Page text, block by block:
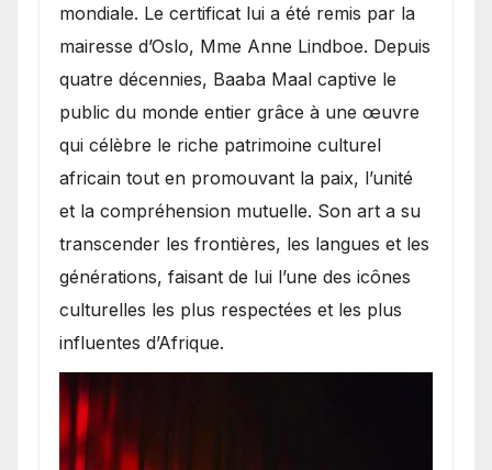
mondiale. Le certificat lui a été remis par la
mairesse d’Oslo, Mme Anne Lindboe. Depuis
quatre décennies, Baaba Maal captive le
public du monde entier grâce à une œuvre
qui célèbre le riche patrimoine culturel
africain tout en promouvant la paix, l’unité
et la compréhension mutuelle. Son art a su
transcender les frontières, les langues et les
générations, faisant de lui l’une des icônes
culturelles les plus respectées et les plus
influentes d’Afrique.